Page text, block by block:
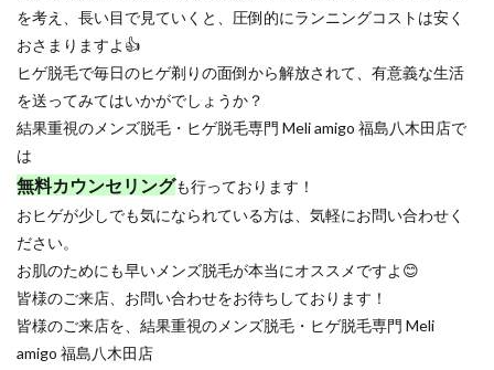
を考え、長い目で見ていくと、圧倒的にランニングコストは安く
おさまりますよ👍
ヒゲ脱毛で毎日のヒゲ剃りの面倒から解放されて、有意義な生活
を送ってみてはいかがでしょうか？
結果重視のメンズ脱毛・ヒゲ脱毛専門 Meli amigo 福島八木田店で
は
無料カウンセリングも行っております！
おヒゲが少しでも気になられている方は、気軽にお問い合わせく
ださい。
お肌のためにも早いメンズ脱毛が本当にオススメですよ😊
皆様のご来店、お問い合わせをお待ちしております！
皆様のご来店を、結果重視のメンズ脱毛・ヒゲ脱毛専門 Meli
amigo 福島八木田店